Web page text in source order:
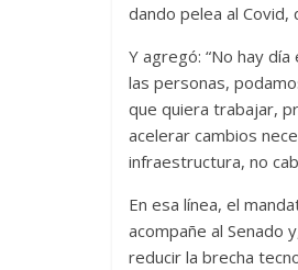
dando pelea al
Y agregó: “No hay
las personas,
que quiera trabajar,
acelerar cambios
infraestructura, no
En esa línea, el
acompañe al Senado
reducir la brecha